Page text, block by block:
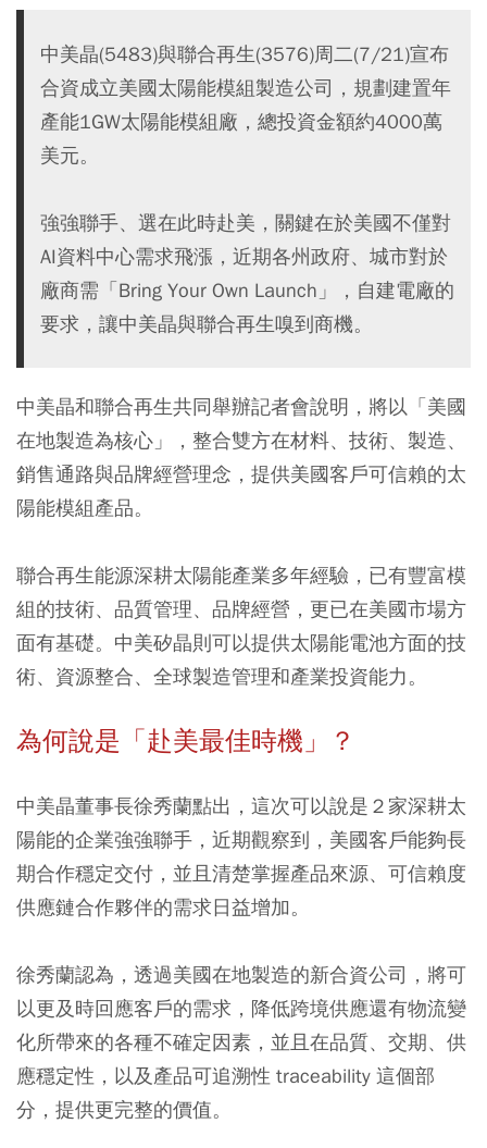
中美晶(5483)與聯合再生(3576)周二(7/21)宣布
合資成立美國太陽能模組製造公司，規劃建置年
產能1GW太陽能模組廠，總投資金額約4000萬
美元。
強強聯手、選在此時赴美，關鍵在於美國不僅對
AI資料中心需求飛漲，近期各州政府、城市對於
廠商需「Bring Your Own Launch」，自建電廠的
要求，讓中美晶與聯合再生嗅到商機。
中美晶和聯合再生共同舉辦記者會說明，將以「美國
在地製造為核心」，整合雙方在材料、技術、製造、
銷售通路與品牌經營理念，提供美國客戶可信賴的太
陽能模組產品。
聯合再生能源深耕太陽能產業多年經驗，已有豐富模
組的技術、品質管理、品牌經營，更已在美國市場方
面有基礎。中美矽晶則可以提供太陽能電池方面的技
術、資源整合、全球製造管理和產業投資能力。
為何說是「赴美最佳時機」？
中美晶董事長徐秀蘭點出，這次可以說是２家深耕太
陽能的企業強強聯手，近期觀察到，美國客戶能夠長
期合作穩定交付，並且清楚掌握產品來源、可信賴度
供應鏈合作夥伴的需求日益增加。
徐秀蘭認為，透過美國在地製造的新合資公司，將可
以更及時回應客戶的需求，降低跨境供應還有物流變
化所帶來的各種不確定因素，並且在品質、交期、供
應穩定性，以及產品可追溯性 traceability 這個部
分，提供更完整的價值。